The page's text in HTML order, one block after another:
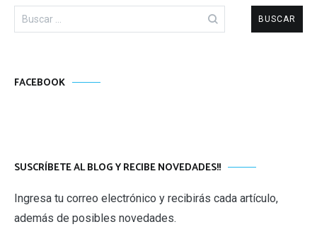
FACEBOOK
SUSCRÍBETE AL BLOG Y RECIBE NOVEDADES!!
Ingresa tu correo electrónico y recibirás cada artículo,
además de posibles novedades.